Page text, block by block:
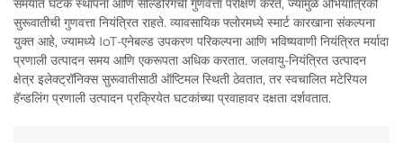
समयात घटक स्थापना आणि सोल्डरिंगची गुणवत्ता परीक्षण करते, ज्यामुळे अभियांत्रिकी
सुरूवातीची गुणवत्ता नियंत्रित राहते. व्यावसायिक फ्लोरमध्ये स्मार्ट कारखाना संकल्पना
युक्त आहे, ज्यामध्ये IoT-एनेबल्ड उपकरण परिकल्पना आणि भविष्यवाणी नियंत्रित मर्यादा
प्रणाली उत्पादन समय आणि एकरूपता अधिक करतात. जलवायु-नियंत्रित उत्पादन
क्षेत्र इलेक्ट्रॉनिक्स सुरूवातीसाठी ऑप्टिमल स्थिती ठेवतात, तर स्वचालित मटेरियल
हॅन्डलिंग प्रणाली उत्पादन प्रक्रियेत घटकांच्या प्रवाहावर दक्षता दर्शवतात.